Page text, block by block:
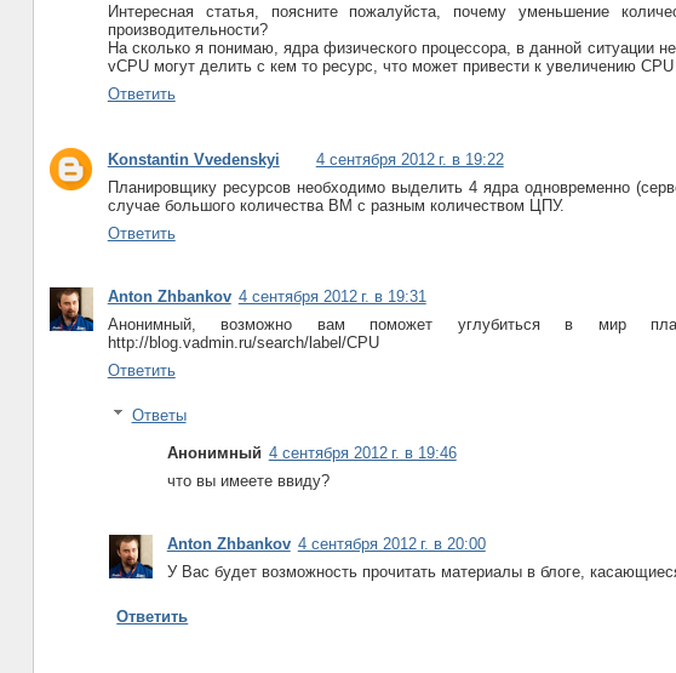
Интересная статья, поясните пожалуйста, почему уменьшение
производительности?
На сколько я понимаю, ядра физического процессора, в данной ситуации
vCPU могут делить с кем то ресурс, что может привести к увеличению
Ответить
Konstantin Vvedenskyi
4 сентября 2012 г. в 19:22
Планировщику ресурсов необходимо выделить 4 ядра одновременно
случае большого количества ВМ с разным количеством ЦПУ.
Ответить
Anton Zhbankov 4 сентября 2012 г. в 19:31
Анонимный, возможно вам поможет углубиться в мир
http://blog.vadmin.ru/search/label/CPU
Ответить
Ответы
Анонимный 4 сентября 2012 г. в 19:46
что вы имеете ввиду?
Anton Zhbankov 4 сентября 2012 г. в 20:00
У Вас будет возможность прочитать материалы в блоге,
Ответить